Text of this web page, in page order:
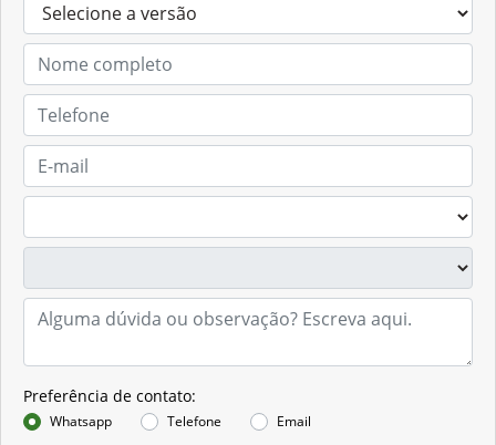
Preferência de contato:
Whatsapp Telefone Email